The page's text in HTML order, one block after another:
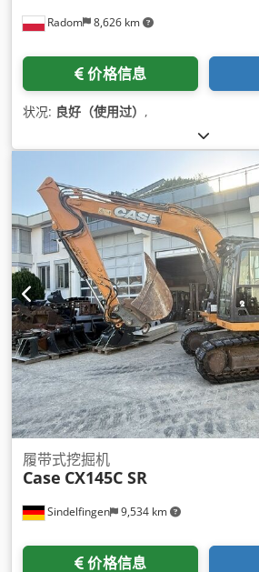
Radom 8,626 km
价格信息
状况: 良好（使用过） ,
Sindelfingen 9,534 km
履带式挖掘机
Case CX145C SR
价格信息